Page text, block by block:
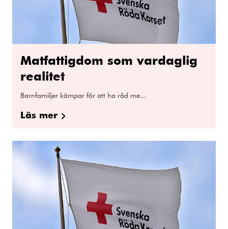
Matfattigdom som vardaglig
realitet
Barnfamiljer kämpar för att ha råd me...
Läs mer